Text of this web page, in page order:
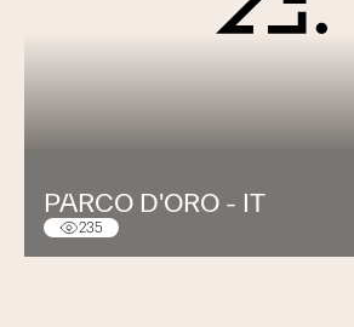
PARCO D'ORO - IT
235